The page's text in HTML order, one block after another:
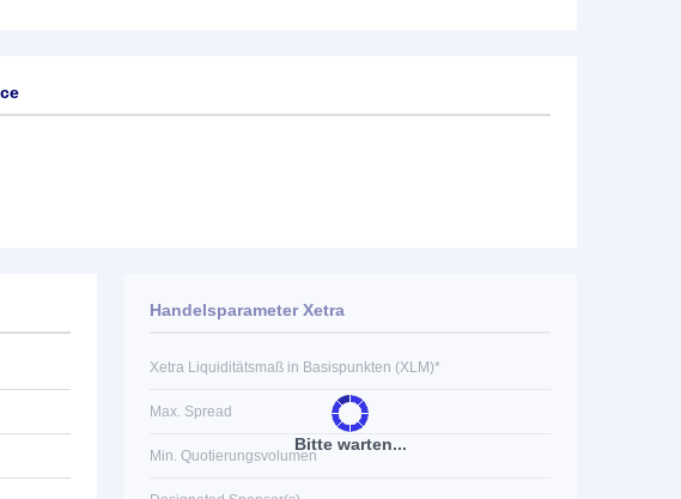
Bitte warten...
Handelsparameter Xetra
Xetra Liquiditätsmaß in Basispunkten (XLM)*
Max. Spread
Min. Quotierungsvolumen